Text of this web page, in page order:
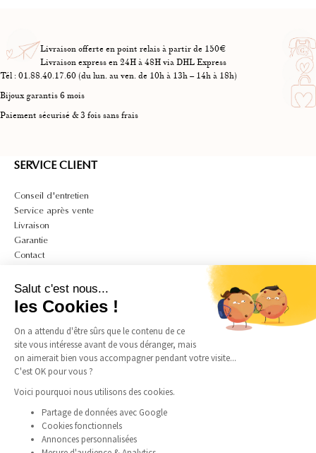
Salut c'est nous...
les Cookies !
On a attendu d'être sûrs que le contenu de ce
site vous intéresse avant de vous déranger, mais
on aimerait bien vous accompagner pendant votre visite...
C'est OK pour vous ?
Voici pourquoi nous utilisons des cookies.
Partage de données avec Google
Cookies fonctionnels
Annonces personnalisées
Livraison offerte en point relais à partir de 150€
Livraison express en 24H à 48H via DHL Express
Tél : 01.88.40.17.60 (du lun. au ven. de 10h à 13h – 14h à 18h)
Bijoux garantis 6 mois
Paiement sécurisé & 3 fois sans frais
SERVICE CLIENT
Conseil d'entretien
Service après vente
Livraison
Garantie
Contact
Mon compte
CGU
Politique de confidentialité et de cookies
Mentions légales
Guide des tailles bagues
Guide des tailles colliers
SUIVEZ-NOUS